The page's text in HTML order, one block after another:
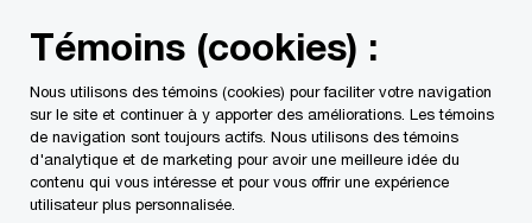
content
footer
PwC Canada Contacts Arif Manji
Témoins (cookies) :
Nous utilisons des témoins (cookies) pour faciliter votre navigation
sur le site et continuer à y apporter des améliorations. Les témoins
de navigation sont toujours actifs. Nous utilisons des témoins
d'analytique et de marketing pour avoir une meilleure idée du
contenu qui vous intéresse et pour vous offrir une expérience
utilisateur plus personnalisée.